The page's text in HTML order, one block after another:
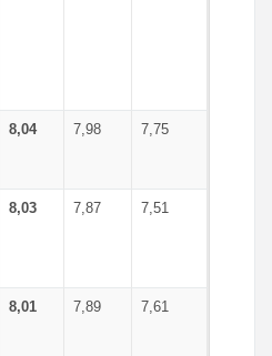
8,04 7,98 7,75
8,03 7,87 7,51
8,01 7,89 7,61